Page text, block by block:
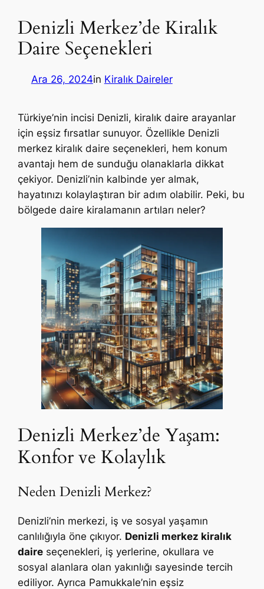
Denizli Merkez’de Kiralık
Daire Seçenekleri
Ara 26, 2024in Kiralık Daireler
Türkiye’nin incisi Denizli, kiralık daire arayanlar
için eşsiz fırsatlar sunuyor. Özellikle Denizli
merkez kiralık daire seçenekleri, hem konum
avantajı hem de sunduğu olanaklarla dikkat
çekiyor. Denizli’nin kalbinde yer almak,
hayatınızı kolaylaştıran bir adım olabilir. Peki, bu
bölgede daire kiralamanın artıları neler?
Denizli Merkez’de Yaşam:
Konfor ve Kolaylık
Neden Denizli Merkez?
Denizli’nin merkezi, iş ve sosyal yaşamın
canlılığıyla öne çıkıyor. Denizli merkez kiralık
daire seçenekleri, iş yerlerine, okullara ve
sosyal alanlara olan yakınlığı sayesinde tercih
ediliyor. Ayrıca Pamukkale’nin eşsiz